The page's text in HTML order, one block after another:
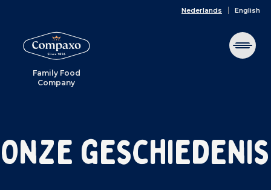
Family Food
Company
Nederlands English
Onze geschiedenis